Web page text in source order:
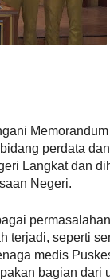
perdata
Langkat dan
Negeri.
terjadi, seperti
medis
bagian dari